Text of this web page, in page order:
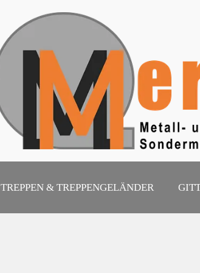
TREPPEN & TREPPENGELÄNDER